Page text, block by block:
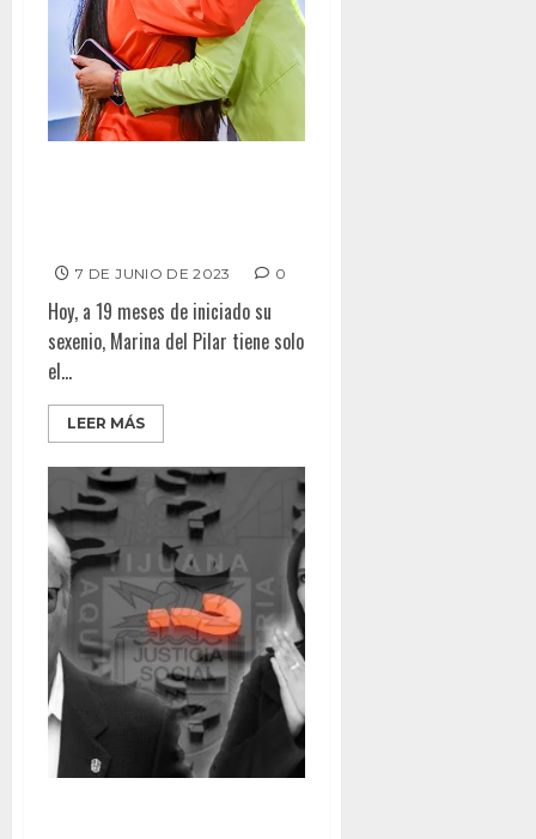
7 DE JUNIO DE 2023 0
Hoy, a 19 meses de iniciado su
sexenio, Marina del Pilar tiene solo
el...
LEER MÁS